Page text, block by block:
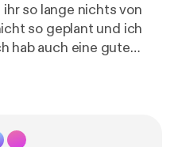
so lange nichts von
so geplant und ich
hab auch eine gute
[